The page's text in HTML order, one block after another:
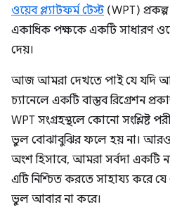
ওয়েব প্ল্যাটফর্ম টেস্ট(WPT)
একাধিক পক্ষকে একটি সাধারণ
দেয়।
আজ আমরা দেখতে পাই যে যদি
চ্যানেলে একটি বাস্তব রিগ্রেশন
WPT সংগ্রহস্থলে কোনো সংশ্লিষ্ট
ভুল বোঝাবুঝির ফলে হয় না। আরও,
অংশ হিসাবে, আমরা সর্বদা একটি
এটি নিশ্চিত করতে সাহায্য করে
ভুল আবার না করে।